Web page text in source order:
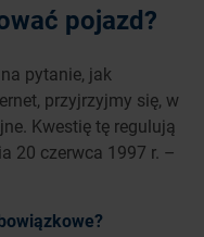
pojazd?
pytanie, jak
przyjrzyjmy się, w
Kwestię tę regulują
20 czerwca 1997 r. –